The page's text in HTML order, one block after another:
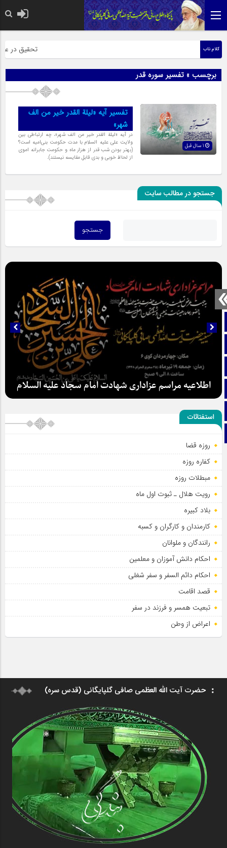
صفحه نخست
تماس با ما
آپارات
اینستاگرام
تلگرام
کلام ناب تحقیق در
برچسب » تفسیر سوره قدر
تفسیر آیه «لیلة القدر خیر من الف
شهر»
در آیه «لیلة القدر خیر من الف شهر»، چه ارتباطى بین
ولایت على علیه السلام با مدت حکومت بنی‌امیه است؟
(بهتر بودن شب قدر از هزار ماه و حکومت جابرانه اموى
از لحاظ خوبى و بدى قابل مقایسه نیستند‌).
جستجو در مطالب سایت
اطلاعیه مراسم عزاداری شهادت امام سجاد علیه السلام
استفتائات
روزه قضا
کفاره روزه
مبطلات روزه
رویت هلال ـ ثبوت اول ماه
بلاد کبیره
کارمندان و کارگران و کسبه
رانندگان و ملوانان
احکام دانش آموزان و معلمین
احکام دائم السفر و سفر شغلی
قصد اقامت
تبعیت همسر و فرزند در سفر
اعراض از وطن
حضرت آیت الله العظمی صافی گلپایگانی (قدس سره)